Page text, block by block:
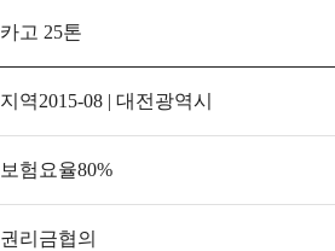
카고 25톤
지역2015-08 | 대전광역시
보험요율80%
권리금협의